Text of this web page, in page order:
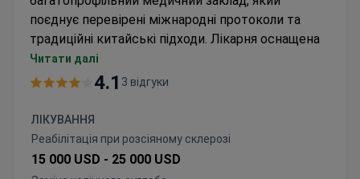
більш ніж 28500 сучасними технологіями для
ефективного лікування.
Команда госпіталю вже 8 років надає медичну
неврології, нефрології, лікування генетичних
близько 2500000 осіб.
Лікарня Янда акредитована JCI, що гарантує
високу якість медичних послуг та сервісу для
4.13 відгуки
ЛІКУВАННЯ
15 000 USD -
Заміна колінного суглоба
9 750 USD - 13 000 USD